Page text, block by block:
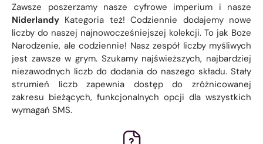
Zawsze poszerzamy nasze cyfrowe imperium i nasze
Niderlandy Kategoria też! Codziennie dodajemy nowe
liczby do naszej najnowocześniejszej kolekcji. To jak Boże
Narodzenie, ale codziennie! Nasz zespół liczby myśliwych
jest zawsze w grym. Szukamy najświeższych, najbardziej
niezawodnych liczb do dodania do naszego składu. Stały
strumień liczb zapewnia dostęp do zróżnicowanej
zakresu bieżących, funkcjonalnych opcji dla wszystkich
wymagań SMS.